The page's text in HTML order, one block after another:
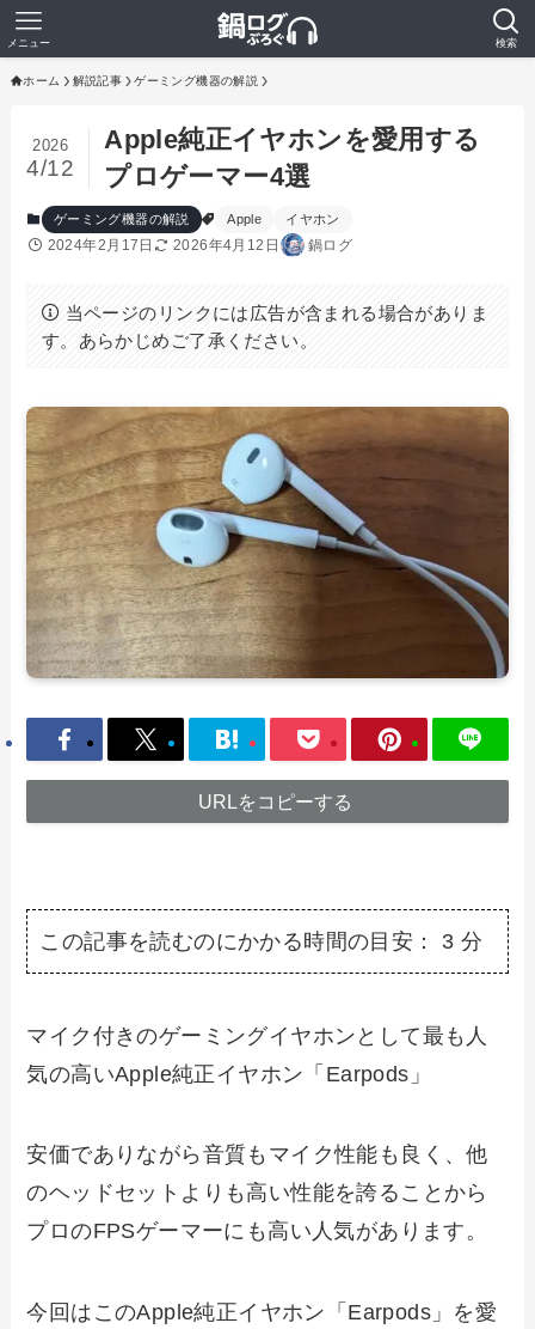
検索
メニュー
ホーム 解説記事 ゲーミング機器の解説
Apple純正イヤホンを愛用する
プロゲーマー4選
2026
4/12
ゲーミング機器の解説 Apple イヤホン
2024年2月17日 2026年4月12日 鍋ログ
当ページのリンクには広告が含まれる場合がありま
す。あらかじめご了承ください。
URLをコピーする
この記事を読むのにかかる時間の目安： 3 分
マイク付きのゲーミングイヤホンとして最も人
気の高いApple純正イヤホン「Earpods」
安価でありながら音質もマイク性能も良く、他
のヘッドセットよりも高い性能を誇ることから
プロのFPSゲーマーにも高い人気があります。
今回はこのApple純正イヤホン「Earpods」を愛